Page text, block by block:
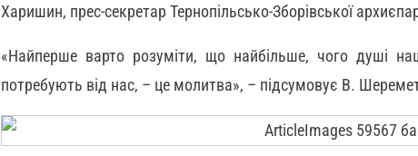
Харишин, прес-секретар Тернопільсько-Зборівської
«Найперше варто розуміти, що найбільше, чого душі
потребують від нас, – це молитва», – підсумовує В.